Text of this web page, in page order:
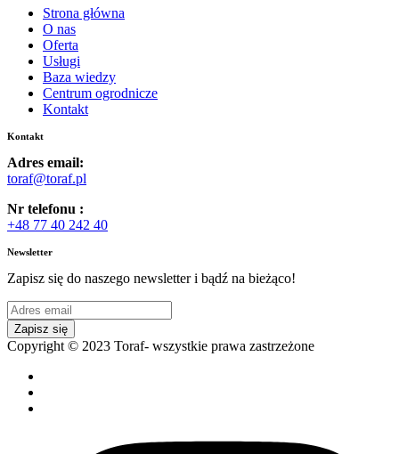
Strona główna
O nas
Oferta
Usługi
Baza wiedzy
Centrum ogrodnicze
Kontakt
Kontakt
Adres email:
toraf@toraf.pl
Nr telefonu :
+48 77 40 242 40
Newsletter
Zapisz się do naszego newsletter i bądź na bieżąco!
Zapisz się
Copyright © 2023 Toraf- wszystkie prawa zastrzeżone